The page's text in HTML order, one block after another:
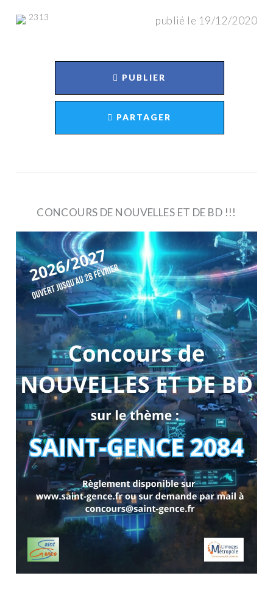
CONCOURS DE NOUVELLES ET DE BD !!!
publié le 19/12/2020
2313
PUBLIER
PARTAGER